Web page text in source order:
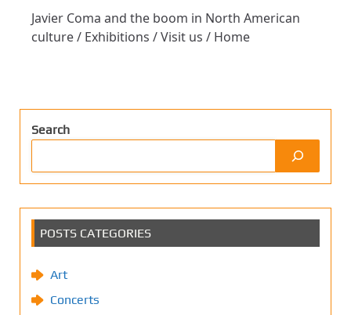
Javier Coma and the boom in North American
culture / Exhibitions / Visit us / Home
Search
POSTS CATEGORIES
Art
Concerts